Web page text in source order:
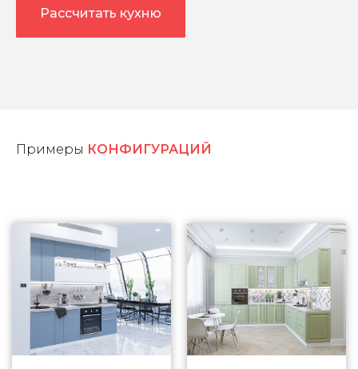
Рассчитать кухню
Примеры КОНФИГУРАЦИЙ